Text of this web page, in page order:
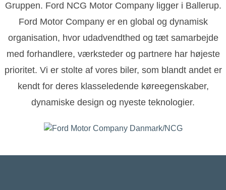
Gruppen. Ford NCG Motor Company ligger i Ballerup.
Ford Motor Company er en global og dynamisk
organisation, hvor udadvendthed og tæt samarbejde
med forhandlere, værksteder og partnere har højeste
prioritet. Vi er stolte af vores biler, som blandt andet er
kendt for deres klasseledende køreegenskaber,
dynamiske design og nyeste teknologier.